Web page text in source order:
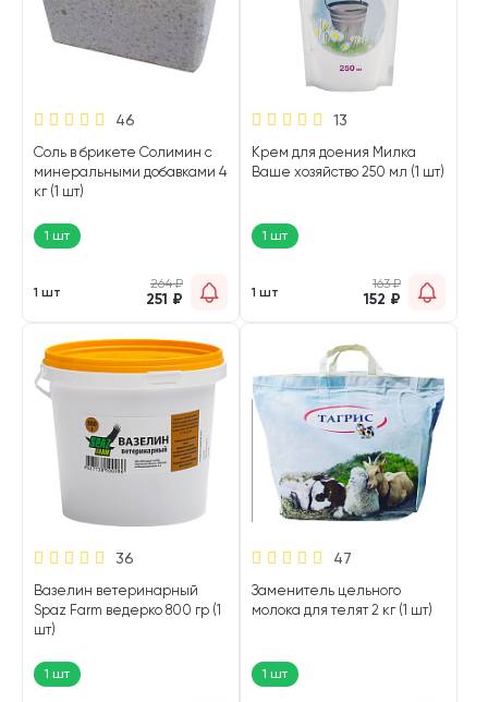
46
Соль в брикете Солимин с
минеральными добавками 4
кг (1 шт)
1 шт
1 шт
264₽
251 ₽
13
Крем для доения Милка
Ваше хозяйство 250 мл (1 шт)
1 шт
1 шт
163₽
152 ₽
36
Вазелин ветеринарный
Spaz Farm ведерко 800 гр (1
шт)
1 шт
47
Заменитель цельного
молока для телят 2 кг (1 шт)
1 шт